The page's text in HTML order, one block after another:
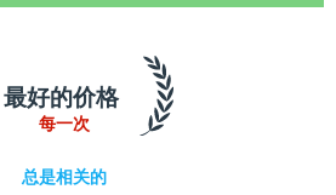
每一次
最好的价格
总是相关的